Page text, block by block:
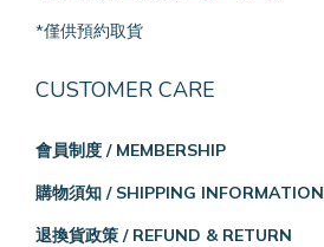
*僅供預約取貨
CUSTOMER CARE
會員制度 / MEMBERSHIP
購物須知 / SHIPPING INFORMATION
退換貨政策 / REFUND & RETURN